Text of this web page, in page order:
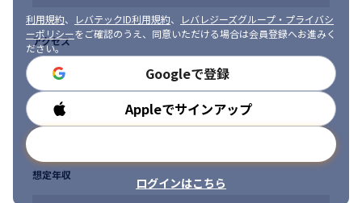
利用規約、 レバテックID利用規約、
レバレジーズグループ・プライバシ
ーポリシーをご確認のうえ、同意いただける場合は会員登録へお進みく
ださい。
Googleで登録
Appleでサインアップ
ログインはこちら
アクセス
勤務時間
想定年収